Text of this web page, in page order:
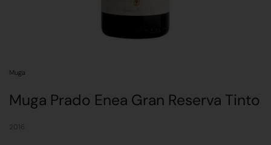
Muga
Muga Prado Enea Gran Reserva Tinto
2016